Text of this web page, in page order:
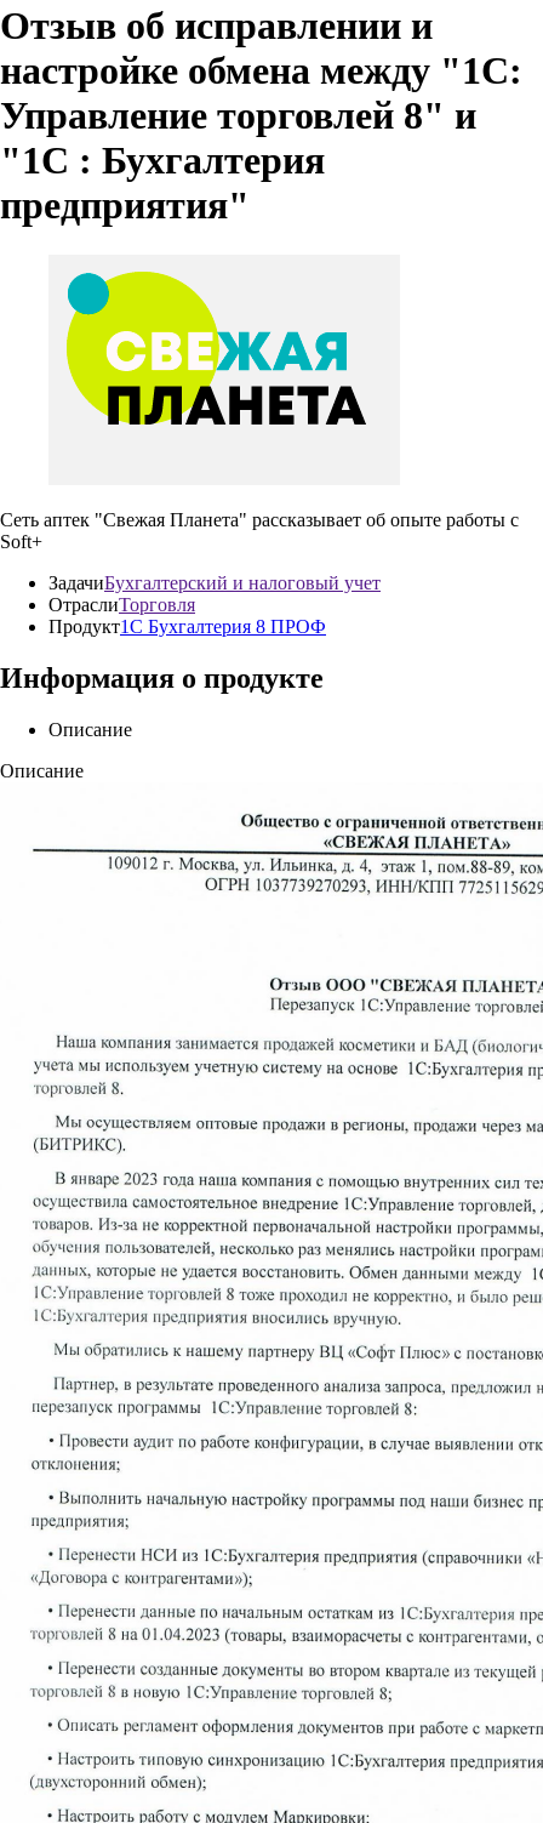
Отзыв об исправлении и
настройке обмена между "1С:
Управление торговлей 8" и
"1С : Бухгалтерия
предприятия"
Сеть аптек "Свежая Планета" рассказывает об опыте работы с
Soft+
ЗадачиБухгалтерский и налоговый учет
ОтраслиТорговля
Продукт1С Бухгалтерия 8 ПРОФ
Информация о продукте
Описание
Описание